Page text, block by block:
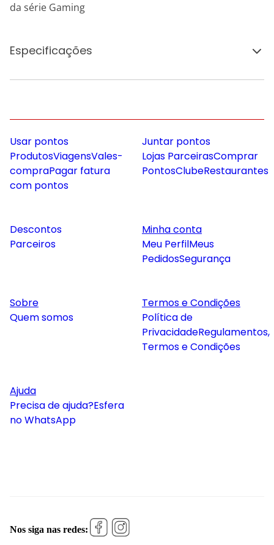
da série Gaming
Especificações
Usar pontos
ProdutosViagensVales-
compraPagar fatura
com pontos
Juntar pontos
Lojas ParceirasComprar
PontosClubeRestaurantes
Descontos
Parceiros
Minha conta
Meu PerfilMeus
PedidosSegurança
Sobre
Quem somos
Termos e Condições
Política de
PrivacidadeRegulamentos,
Termos e Condições
Ajuda
Precisa de ajuda?Esfera
no WhatsApp
Nos siga nas redes: